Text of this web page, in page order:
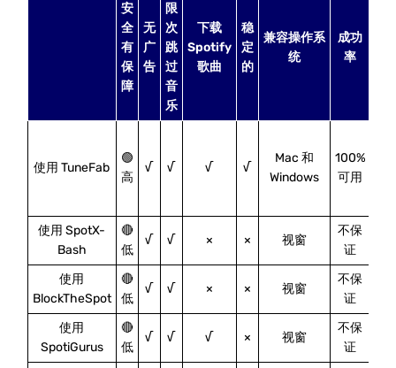
安
全
有
保
障
无
广
告
限
次
跳
过
音
乐
下载
Spotify
歌曲
稳
定
的
兼容操作系
统
成功
率
使用 TuneFab
🟢
高
√ √ √ √
Mac 和
Windows
100%
可用
使用 SpotX-
Bash
🔴
低
√ √ × × 视窗
不保
证
使用
BlockTheSpot
🔴
低
√ √ × × 视窗
不保
证
使用
SpotiGurus
🔴
低
√ √ √ × 视窗
不保
证